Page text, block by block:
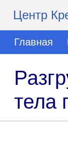
Центр
Главная
тела